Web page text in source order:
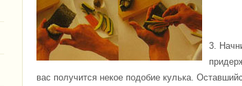
3.
вас получится некое подобие кулька.